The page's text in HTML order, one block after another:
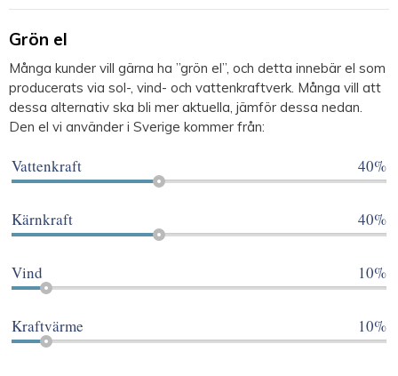
Grön el
Många kunder vill gärna ha ”grön el”, och detta innebär el som
producerats via sol-, vind- och vattenkraftverk. Många vill att
dessa alternativ ska bli mer aktuella, jämför dessa nedan.
Den el vi använder i Sverige kommer från:
Vattenkraft 40%
Kärnkraft 40%
Vind 10%
Kraftvärme 10%